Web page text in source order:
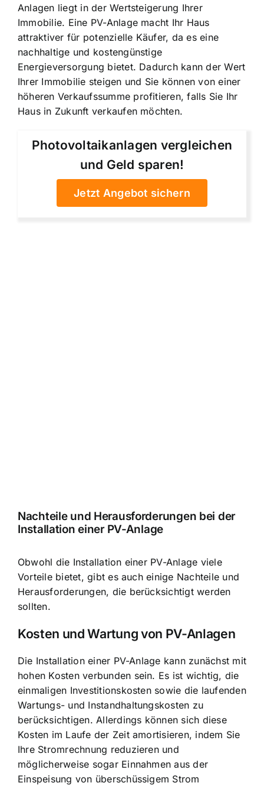
Anlagen liegt in der Wertsteigerung Ihrer
Immobilie. Eine PV-Anlage macht Ihr Haus
attraktiver für potenzielle Käufer, da es eine
nachhaltige und kostengünstige
Energieversorgung bietet. Dadurch kann der Wert
Ihrer Immobilie steigen und Sie können von einer
höheren Verkaufssumme profitieren, falls Sie Ihr
Haus in Zukunft verkaufen möchten.
Photovoltaikanlagen vergleichen
und Geld sparen!
Jetzt Angebot sichern
Nachteile und Herausforderungen bei der
Installation einer PV-Anlage
Obwohl die Installation einer PV-Anlage viele
Vorteile bietet, gibt es auch einige Nachteile und
Herausforderungen, die berücksichtigt werden
sollten.
Kosten und Wartung von PV-Anlagen
Die Installation einer PV-Anlage kann zunächst mit
hohen Kosten verbunden sein. Es ist wichtig, die
einmaligen Investitionskosten sowie die laufenden
Wartungs- und Instandhaltungskosten zu
berücksichtigen. Allerdings können sich diese
Kosten im Laufe der Zeit amortisieren, indem Sie
Ihre Stromrechnung reduzieren und
möglicherweise sogar Einnahmen aus der
Einspeisung von überschüssigem Strom